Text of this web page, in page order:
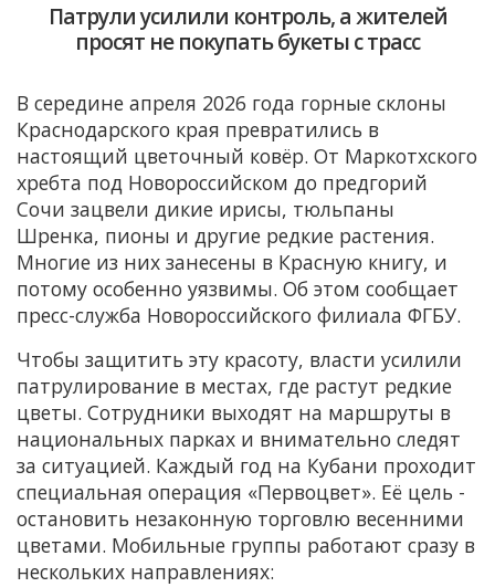
Патрули усилили контроль, а жителей
просят не покупать букеты с трасс
В середине апреля 2026 года горные склоны
Краснодарского края превратились в
настоящий цветочный ковёр. От Маркотхского
хребта под Новороссийском до предгорий
Сочи зацвели дикие ирисы, тюльпаны
Шренка, пионы и другие редкие растения.
Многие из них занесены в Красную книгу, и
потому особенно уязвимы. Об этом сообщает
пресс-служба Новороссийского филиала ФГБУ.
Чтобы защитить эту красоту, власти усилили
патрулирование в местах, где растут редкие
цветы. Сотрудники выходят на маршруты в
национальных парках и внимательно следят
за ситуацией. Каждый год на Кубани проходит
специальная операция «Первоцвет». Её цель -
остановить незаконную торговлю весенними
цветами. Мобильные группы работают сразу в
нескольких направлениях: